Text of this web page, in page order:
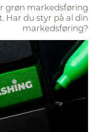
grøn markedsføring
du styr på al din
markedsføring?